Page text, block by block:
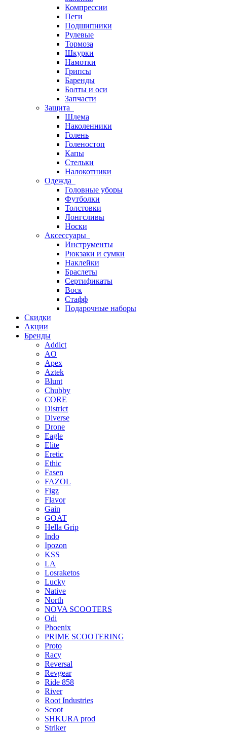
Компрессии
Пеги
Подшипники
Рулевые
Тормоза
Шкурки
Намотки
Грипсы
Баренды
Болты и оси
Запчасти
Защита
Шлема
Наколенники
Голень
Голеностоп
Капы
Стельки
Налокотники
Одежда
Головные уборы
Футболки
Толстовки
Лонгсливы
Носки
Аксессуары
Инструменты
Рюкзаки и сумки
Наклейки
Браслеты
Сертификаты
Воск
Стафф
Подарочные наборы
Скидки
Акции
Бренды
Addict
AO
Apex
Aztek
Blunt
Chubby
CORE
District
Diverse
Drone
Eagle
Elite
Eretic
Ethic
Fasen
FAZOL
Figz
Flavor
Gain
GOAT
Hella Grip
Indo
Ipozon
KSS
LA
Losraketos
Lucky
Native
North
NOVA SCOOTERS
Odi
Phoenix
PRIME SCOOTERING
Proto
Racy
Reversal
Revgear
Ride 858
River
Root Industries
Scoot
SHKURA рrоd
Striker